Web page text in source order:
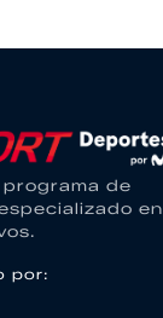
programa de
en
por: